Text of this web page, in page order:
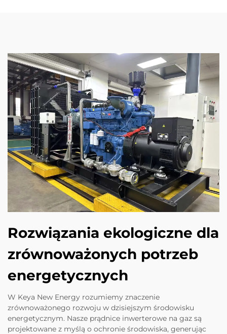
Rozwiązania ekologiczne dla
zrównoważonych potrzeb
energetycznych
W Keya New Energy rozumiemy znaczenie
zrównoważonego rozwoju w dzisiejszym środowisku
energetycznym. Nasze prądnice inwerterowe na gaz są
projektowane z myślą o ochronie środowiska, generując